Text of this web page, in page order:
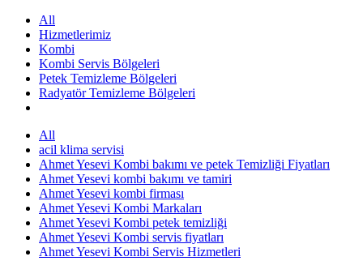
All
Hizmetlerimiz
Kombi
Kombi Servis Bölgeleri
Petek Temizleme Bölgeleri
Radyatör Temizleme Bölgeleri
All
acil klima servisi
Ahmet Yesevi Kombi bakımı ve petek Temizliği Fiyatları
Ahmet Yesevi kombi bakımı ve tamiri
Ahmet Yesevi kombi firması
Ahmet Yesevi Kombi Markaları
Ahmet Yesevi Kombi petek temizliği
Ahmet Yesevi Kombi servis fiyatları
Ahmet Yesevi Kombi Servis Hizmetleri